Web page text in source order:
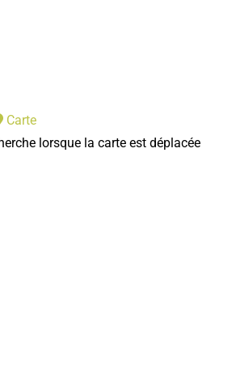
Carte
lorsque la carte est déplacée